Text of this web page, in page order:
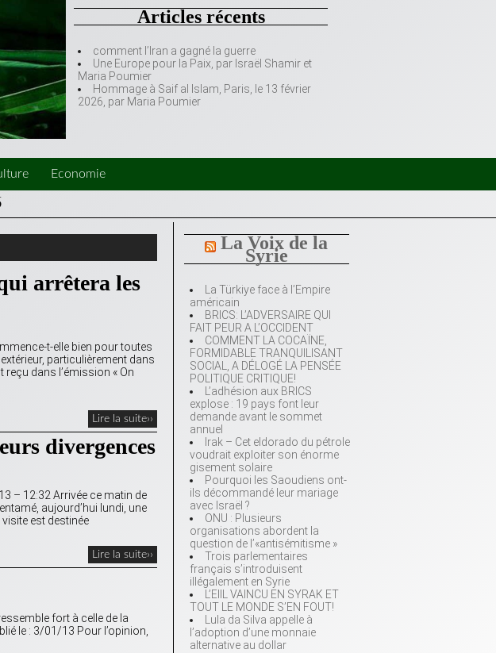
Articles récents
comment l’Iran a gagné la guerre
Une Europe pour la Paix, par Israël Shamir et
Maria Poumier
Hommage à Saif al Islam, Paris, le 13 février
2026, par Maria Poumier
Economie
La Voix de la
Syrie
La Türkiye face à l’Empire
américain
BRICS: L’ADVERSAIRE QUI
FAIT PEUR A L’OCCIDENT
COMMENT LA COCAÏNE,
FORMIDABLE TRANQUILISANT
SOCIAL, A DÉLOGÉ LA PENSÉE
POLITIQUE CRITIQUE!
L’adhésion aux BRICS
explose : 19 pays font leur
demande avant le sommet
annuel
Irak – Cet eldorado du pétrole
voudrait exploiter son énorme
gisement solaire
Pourquoi les Saoudiens ont-
ils décommandé leur mariage
avec Israël ?
ONU : Plusieurs
organisations abordent la
question de l’«antisémitisme »
Trois parlementaires
français s’introduisent
illégalement en Syrie
L’EIIL VAINCU EN SYRAK ET
TOUT LE MONDE S’EN FOUT!
Lula da Silva appelle à
l’adoption d’une monnaie
alternative au dollar
arrêtera les
t-elle bien pour toutes
particulièrement dans
dans l’émission « On
Lire la suite››
divergences
– 12:32 Arrivée ce matin de
aujourd’hui lundi, une
est destinée
Lire la suite››
fort à celle de la
le : 3/01/13 Pour l’opinion,